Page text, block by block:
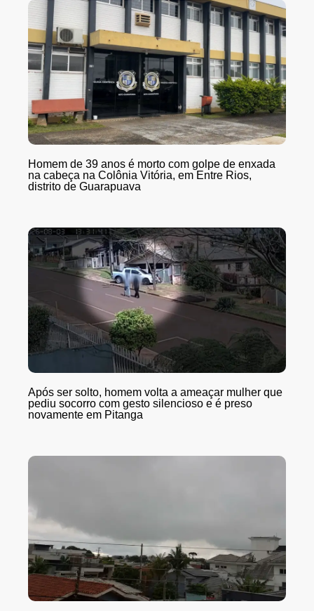
Homem de 39 anos é morto com golpe de enxada
na cabeça na Colônia Vitória, em Entre Rios,
distrito de Guarapuava
Após ser solto, homem volta a ameaçar mulher que
pediu socorro com gesto silencioso e é preso
novamente em Pitanga